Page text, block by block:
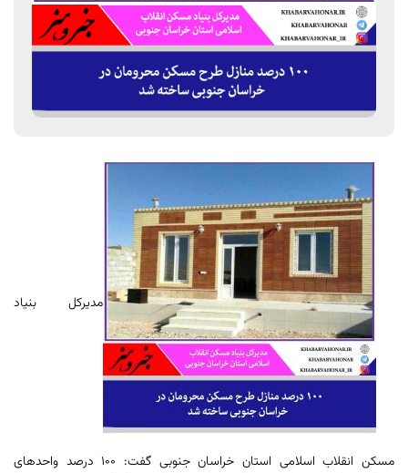
مدیرکل بنیاد
مسکن انقلاب اسلامی استان خراسان جنوبی گفت: ۱۰۰ درصد واحدهای